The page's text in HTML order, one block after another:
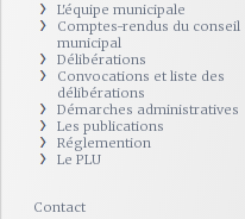
L'équipe municipale
Comptes-rendus du conseil
municipal
Délibérations
Convocations et liste des
délibérations
Démarches administratives
Les publications
Réglemention
Le PLU
Contact